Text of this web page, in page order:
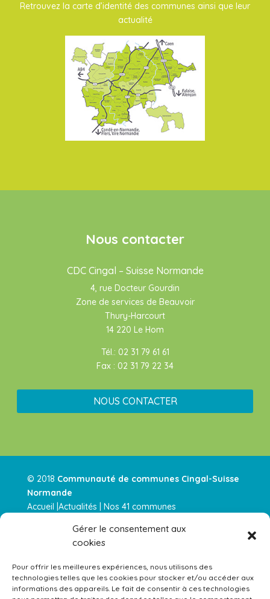
Gérer le consentement aux
cookies
Pour offrir les meilleures expériences, nous utilisons des
technologies telles que les cookies pour stocker et/ou accéder aux
informations des appareils. Le fait de consentir à ces technologies
Retrouvez la carte d’identité des communes ainsi que leur
actualité
Nous contacter
CDC Cingal – Suisse Normande
4, rue Docteur Gourdin
Zone de services de Beauvoir
Thury-Harcourt
14 220 Le Hom
Tél.: 02 31 79 61 61
Fax : 02 31 79 22 34
NOUS CONTACTER
© 2018 Communauté de communes Cingal-Suisse
Normande
Accueil | Actualités
Nos 41 communes
Contactez-nous |
Actualités RSS–Mentions légales
Équipements gérés par la Communauté de